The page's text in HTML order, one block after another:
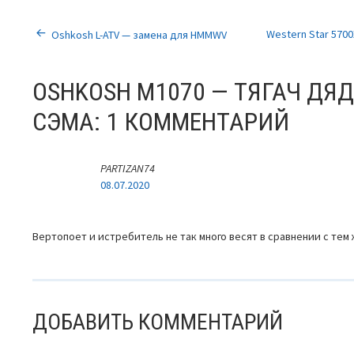
НАВИГАЦИЯ
ЗАПИСЯМ
Oshkosh L-ATV — замена для HMMWV Western Star
OSHKOSH M1070 — ТЯГАЧ
СЭМА: 1 КОММЕНТАРИЙ
PARTIZAN74
08.07.2020
Вертопоет и истребитель не так много весят в сравнении с
ДОБАВИТЬ КОММЕНТАРИЙ